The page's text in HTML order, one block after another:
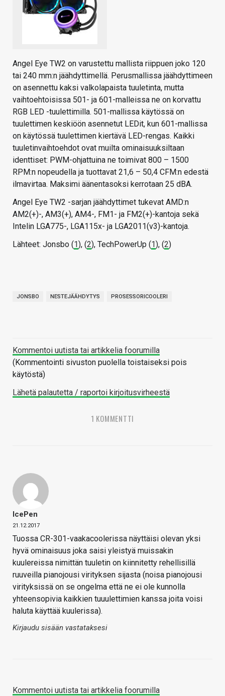
Angel Eye TW2 on varustettu mallista riippuen joko 120
tai 240 mm:n jäähdyttimellä. Perusmallissa jäähdyttimeen
on asennettu kaksi valkolapaista tuuletinta, mutta
vaihtoehtoisissa 501- ja 601-malleissa ne on korvattu
RGB LED -tuulettimilla. 501-mallissa käytössä on
tuulettimen keskiöön asennetut LEDit, kun 601-mallissa
on käytössä tuulettimen kiertävä LED-rengas. Kaikki
tuuletinvaihtoehdot ovat muilta ominaisuuksiltaan
identtiset: PWM-ohjattuina ne toimivat 800 – 1500
RPM:n nopeudella ja tuottavat 21,6 – 50,4 CFM:n edestä
ilmavirtaa. Maksimi äänentasoksi kerrotaan 25 dBA.
Angel Eye TW2 -sarjan jäähdyttimet tukevat AMD:n
AM2(+)-, AM3(+), AM4-, FM1- ja FM2(+)-kantoja sekä
Intelin LGA775-, LGA115x- ja LGA2011(v3)-kantoja.
Lähteet: Jonsbo (1), (2), TechPowerUp (1), (2)
JONSBO NESTEJÄÄHDYTYS PROSESSORICOOLERI
Kommentoi uutista tai artikkelia foorumilla
(Kommentointi sivuston puolella toistaiseksi pois
käytöstä)
Lähetä palautetta / raportoi kirjoitusvirheestä
1 KOMMENTTI
IcePen
21.12.2017
Tuossa CR-301-vaakacoolerissa näyttäisi olevan yksi
hyvä ominaisuus joka saisi yleistyä muissakin
kuulereissa nimittän tuuletin on kiinnitetty rehellisillä
ruuveilla pianojousi virityksen sijasta (noisa pianojousi
virityksissä on se ongelma että ne ei ole kunnolla
yhteensopivia kaikkien tuuulettimien kanssa joita voisi
haluta käyttää kuulerissa).
Kirjaudu sisään vastataksesi
Kommentoi uutista tai artikkelia foorumilla